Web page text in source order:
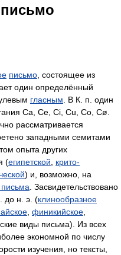
письмо , состоящее из
один определённый
гласным . В К. п. один
Ca, Ce, Ci, Cu, Co, Cø.
рассматривается
западными семитами
опыта других
(египетской
крито-
) и, возможно, на
письма . Засвидетельствовано
до н. э. (клинообразное
финикийское
виды письма). Из всех
экономной по числу
изучения, но тексты,